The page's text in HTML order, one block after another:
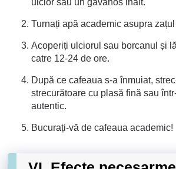
Turnați apă academic asupra
Acoperiți ulciorul sau borcanul și
catre 12-24 de ore.
După ce cafeaua s-a înmuiat,
strecurătoare cu plasă fină sau
autentic.
Bucurați-vă de cafeaua academic!